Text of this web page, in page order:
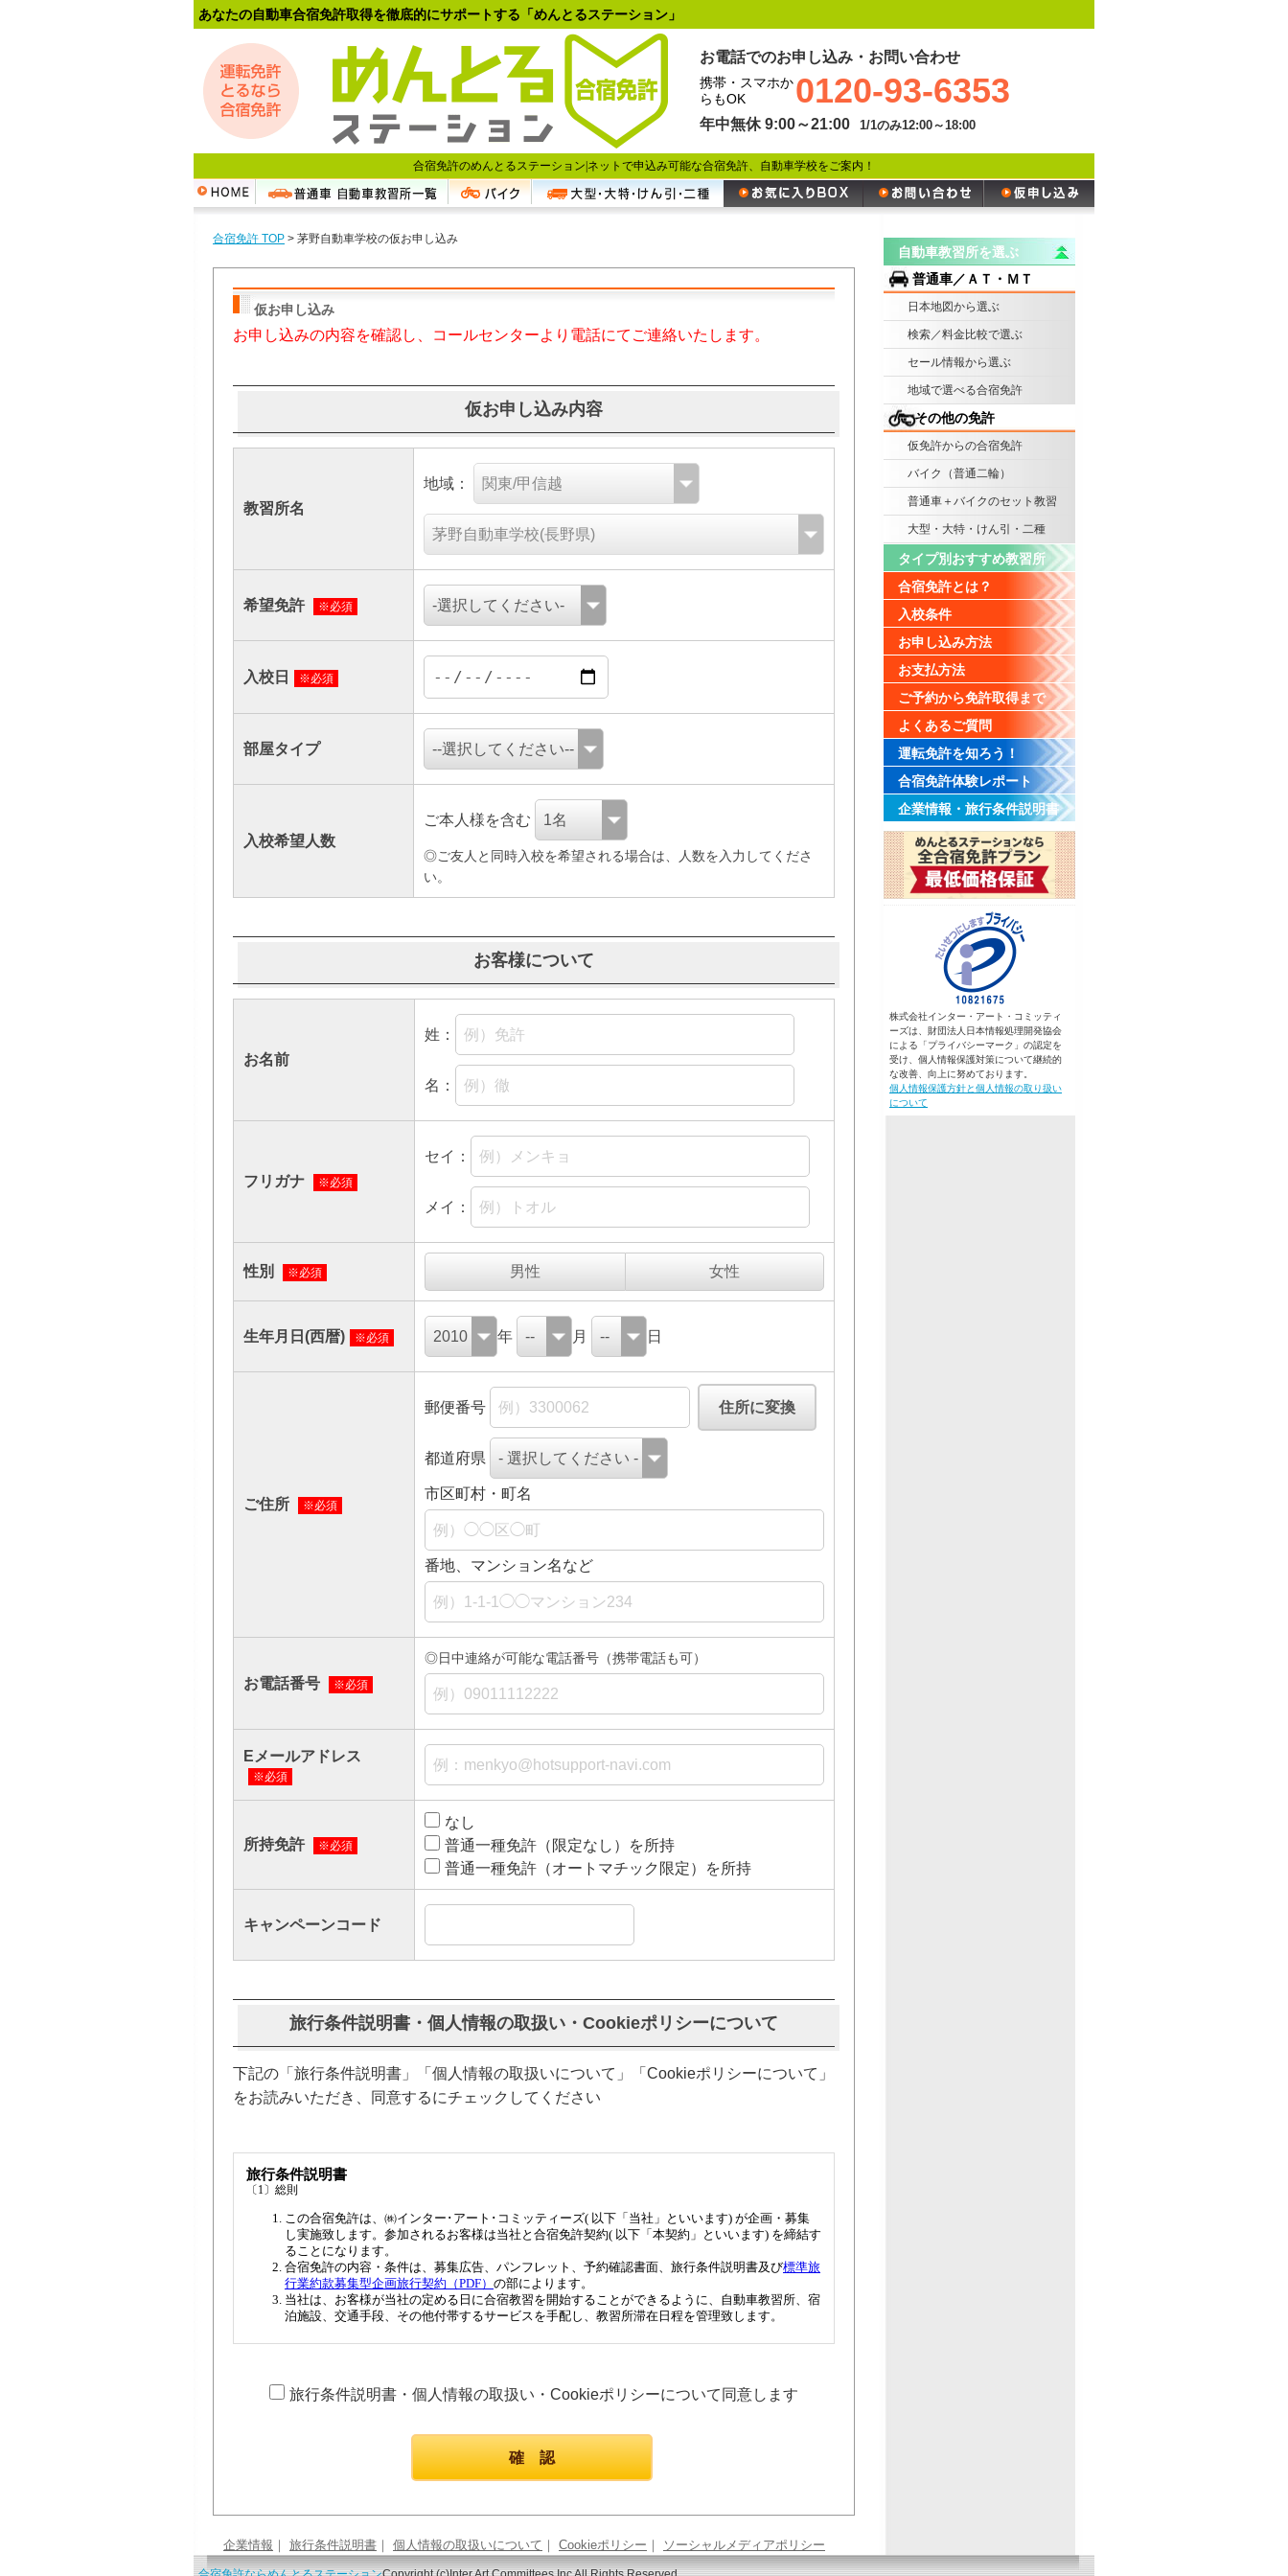
あなたの自動車合宿免許取得を徹底的にサポートする「めんとるステーション」
お電話でのお申し込み・お問い合わせ
携帯・スマホか
らもOK
0120-93-6353
年中無休 9:00～21:00 1/1のみ12:00～18:00
合宿免許のめんとるステーション| ネットで申込み可能な合宿免許、自動車学校をご案内！
合宿免許 TOP > 茅野自動車学校の仮お申し込み
仮お申し込み
お申し込みの内容を確認し、コールセンターより電話にてご連絡いたします。
仮お申し込み内容
教習所名
地域：
希望免許 ※必須
入校日 ※必須
部屋タイプ
入校希望人数
ご本人様を含む
◎ご友人と同時入校を希望される場合は、人数を入力してくださ
い。
お客様について
お名前
姓：
名：
フリガナ ※必須
セイ：
メイ：
性別 ※必須 男性 女性
生年月日(西暦) ※必須 年 月 日
ご住所 ※必須
郵便番号
都道府県
市区町村・町名
番地、マンション名など
お電話番号 ※必須
◎日中連絡が可能な電話番号（携帯電話も可）
Eメールアドレス
※必須
所持免許 ※必須
なし
普通一種免許（限定なし）を所持
普通一種免許（オートマチック限定）を所持
キャンペーンコード
旅行条件説明書・個人情報の取扱い・Cookieポリシーについて
下記の「旅行条件説明書」「個人情報の取扱いについて」「Cookieポリシーについて」
をお読みいただき、同意するにチェックしてください
旅行条件説明書・個人情報の取扱い・Cookieポリシーについて同意します
自動車教習所を選ぶ
普通車／ＡＴ・ＭＴ
日本地図から選ぶ
検索／料金比較で選ぶ
セール情報から選ぶ
地域で選べる合宿免許
その他の免許
仮免許からの合宿免許
バイク（普通二輪）
普通車＋バイクのセット教習
大型・大特・けん引・二種
タイプ別おすすめ教習所
合宿免許とは？
入校条件
お申し込み方法
お支払方法
ご予約から免許取得まで
よくあるご質問
運転免許を知ろう！
合宿免許体験レポート
企業情報・旅行条件説明書
株式会社インター・アート・コミッティ
ーズは、財団法人日本情報処理開発協会
による「プライバシーマーク」の認定を
受け、個人情報保護対策について継続的
な改善、向上に努めております。
個人情報保護方針と個人情報の取り扱い
について
企業情報 ｜ 旅行条件説明書 ｜ 個人情報の取扱いについて ｜ Cookieポリシー ｜ ソーシャルメディアポリシー